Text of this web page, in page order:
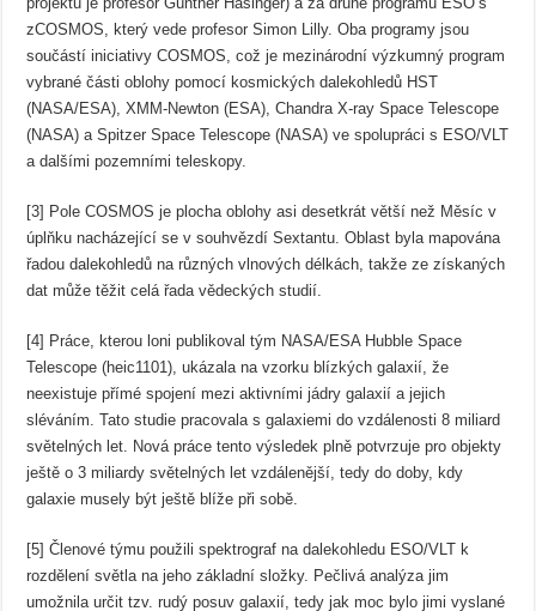
zCOSMOS, který vede profesor Simon Lilly. Oba programy jsou
součástí iniciativy COSMOS, což je mezinárodní výzkumný program
vybrané části oblohy pomocí kosmických dalekohledů HST
(NASA/ESA), XMM-Newton (ESA), Chandra X-ray Space Telescope
(NASA) a Spitzer Space Telescope (NASA) ve spolupráci s ESO/VLT
a dalšími pozemními teleskopy.
[3] Pole COSMOS je plocha oblohy asi desetkrát větší než Měsíc v
úplňku nacházející se v souhvězdí Sextantu. Oblast byla mapována
řadou dalekohledů na různých vlnových délkách, takže ze získaných
dat může těžit celá řada vědeckých studií.
[4] Práce, kterou loni publikoval tým NASA/ESA Hubble Space
Telescope (heic1101), ukázala na vzorku blízkých galaxií, že
neexistuje přímé spojení mezi aktivními jádry galaxií a jejich
sléváním. Tato studie pracovala s galaxiemi do vzdálenosti 8 miliard
světelných let. Nová práce tento výsledek plně potvrzuje pro objekty
ještě o 3 miliardy světelných let vzdálenější, tedy do doby, kdy
galaxie musely být ještě blíže při sobě.
[5] Členové týmu použili spektrograf na dalekohledu ESO/VLT k
rozdělení světla na jeho základní složky. Pečlivá analýza jim
umožnila určit tzv. rudý posuv galaxií, tedy jak moc bylo jimi vyslané